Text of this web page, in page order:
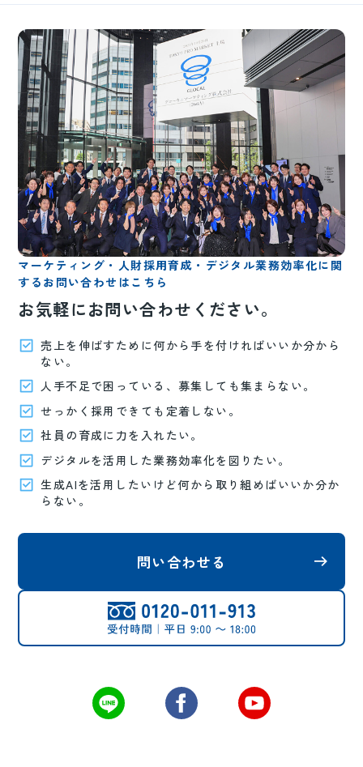
マーケティング・人財採用育成・デジタル業務効率化に関
するお問い合わせはこちら
お気軽にお問い合わせください。
売上を伸ばすために何から手を付ければいいか分から
ない。
人手不足で困っている、募集しても集まらない。
せっかく採用できても定着しない。
社員の育成に力を入れたい。
デジタルを活用した業務効率化を図りたい。
生成AIを活用したいけど何から取り組めばいいか分か
らない。
問い合わせる